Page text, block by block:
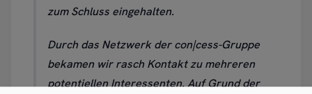
zum Schluss eingehalten.
Durch das Netzwerk der con|cess-Gruppe
bekamen wir rasch Kontakt zu mehreren
potentiellen Interessenten. Auf Grund der